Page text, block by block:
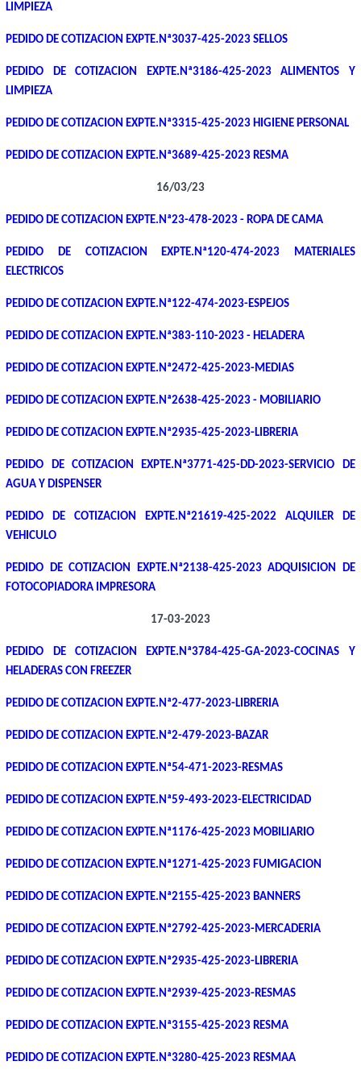
LIMPIEZA
PEDIDO DE COTIZACION EXPTE.Nª3037-425-2023 SELLOS
PEDIDO DE COTIZACION EXPTE.Nª3186-425-2023 ALIMENTOS Y
LIMPIEZA
PEDIDO DE COTIZACION EXPTE.Nª3315-425-2023 HIGIENE PERSONAL
PEDIDO DE COTIZACION EXPTE.Nª3689-425-2023 RESMA
16/03/23
PEDIDO DE COTIZACION EXPTE.Nª23-478-2023 - ROPA DE CAMA
PEDIDO DE COTIZACION EXPTE.Nª120-474-2023 MATERIALES
ELECTRICOS
PEDIDO DE COTIZACION EXPTE.Nª122-474-2023-ESPEJOS
PEDIDO DE COTIZACION EXPTE.Nª383-110-2023 - HELADERA
PEDIDO DE COTIZACION EXPTE.Nª2472-425-2023-MEDIAS
PEDIDO DE COTIZACION EXPTE.Nª2638-425-2023 - MOBILIARIO
PEDIDO DE COTIZACION EXPTE.Nª2935-425-2023-LIBRERIA
PEDIDO DE COTIZACION EXPTE.Nª3771-425-DD-2023-SERVICIO DE
AGUA Y DISPENSER
PEDIDO DE COTIZACION EXPTE.Nª21619-425-2022 ALQUILER DE
VEHICULO
PEDIDO DE COTIZACION EXPTE.Nª2138-425-2023 ADQUISICION DE
FOTOCOPIADORA IMPRESORA
17-03-2023
PEDIDO DE COTIZACION EXPTE.Nª3784-425-GA-2023-COCINAS Y
HELADERAS CON FREEZER
PEDIDO DE COTIZACION EXPTE.Nª2-477-2023-LIBRERIA
PEDIDO DE COTIZACION EXPTE.Nª2-479-2023-BAZAR
PEDIDO DE COTIZACION EXPTE.Nª54-471-2023-RESMAS
PEDIDO DE COTIZACION EXPTE.Nª59-493-2023-ELECTRICIDAD
PEDIDO DE COTIZACION EXPTE.Nª1176-425-2023 MOBILIARIO
PEDIDO DE COTIZACION EXPTE.Nª1271-425-2023 FUMIGACION
PEDIDO DE COTIZACION EXPTE.Nª2155-425-2023 BANNERS
PEDIDO DE COTIZACION EXPTE.Nª2792-425-2023-MERCADERIA
PEDIDO DE COTIZACION EXPTE.Nª2935-425-2023-LIBRERIA
PEDIDO DE COTIZACION EXPTE.Nª2939-425-2023-RESMAS
PEDIDO DE COTIZACION EXPTE.Nª3155-425-2023 RESMA
PEDIDO DE COTIZACION EXPTE.Nª3280-425-2023 RESMAA